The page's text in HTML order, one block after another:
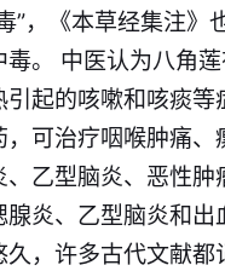
”，《本草经集注
。 中医认为八角
起的咳嗽和咳痰
可治疗咽喉肿痛
乙型脑炎、恶性
炎、乙型脑炎和出
，许多古代文献